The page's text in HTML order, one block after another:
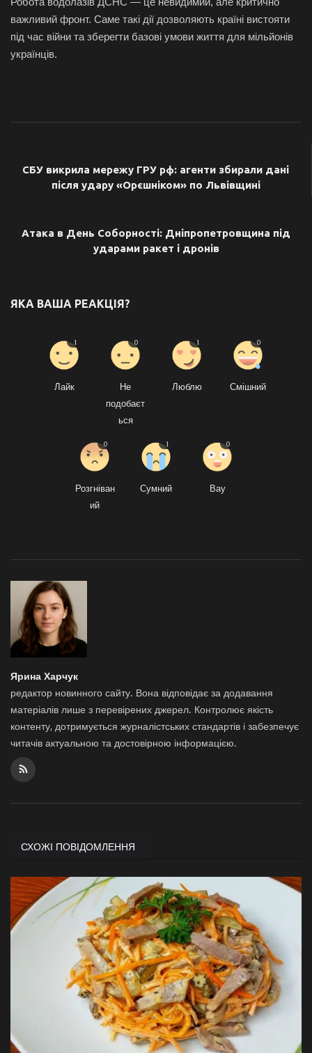
важливий фронт. Саме такі дії дозволяють країні вистояти
під час війни та зберегти базові умови життя для мільйонів
українців.
СБУ викрила мережу ГРУ рф: агенти збирали дані
після удару «Орєшніком» по Львівщині
Атака в День Соборності: Дніпропетровщина під
ударами ракет і дронів
ЯКА ВАША РЕАКЦІЯ?
Лайк
1
Не
подобаєт
ься
0
Люблю
1
Смішний
0
Розгніван
ий
0
Сумний
1
Вау
0
Ярина Харчук
редактор новинного сайту. Вона відповідає за додавання
матеріалів лише з перевірених джерел. Контролює якість
контенту, дотримується журналістських стандартів і забезпечує
читачів актуальною та достовірною інформацією.
СХОЖІ ПОВІДОМЛЕННЯ